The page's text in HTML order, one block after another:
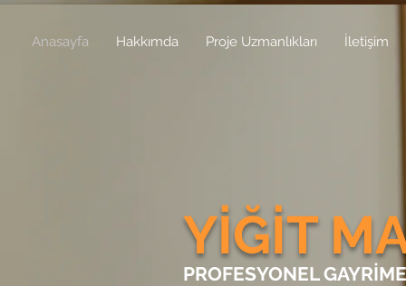
Anasayfa Hakkımda Proje Uzmanlıkları İletişim
YİĞİT
PROFESYONEL